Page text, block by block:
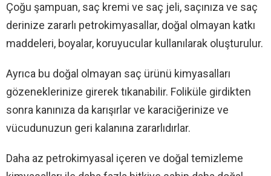
Çoğu şampuan, saç kremi ve saç jeli, saçınıza ve saç
derinize zararlı petrokimyasallar, doğal olmayan katkı
maddeleri, boyalar, koruyucular kullanılarak oluşturulur.
Ayrıca bu doğal olmayan saç ürünü kimyasalları
gözeneklerinize girerek tıkanabilir. Foliküle girdikten
sonra kanınıza da karışırlar ve karaciğerinize ve
vücudunuzun geri kalanına zararlıdırlar.
Daha az petrokimyasal içeren ve doğal temizleme